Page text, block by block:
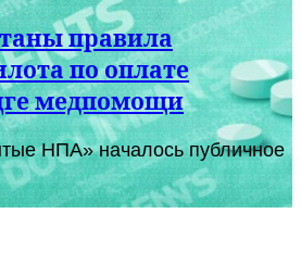
правила
по оплате
медпомощи
НПА» началось публичное